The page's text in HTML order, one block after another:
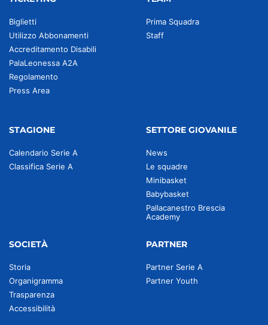
Biglietti
Utilizzo Abbonamenti
Accreditamento Disabili
PalaLeonessa A2A
Regolamento
Press Area
Prima Squadra
Staff
STAGIONE
Calendario Serie A
Classifica Serie A
SETTORE GIOVANILE
News
Le squadre
Minibasket
Babybasket
Pallacanestro Brescia
Academy
SOCIETÀ
Storia
Organigramma
Trasparenza
Accessibilità
PARTNER
Partner Serie A
Partner Youth